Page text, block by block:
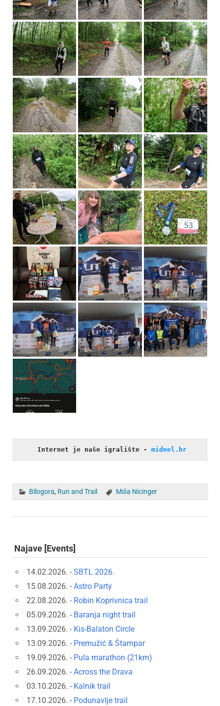
Internet je naše igralište - midnel.hr
Bilogora, Run and Trail Miša Nicinger
Najave [Events]
14.02.2026. - SBTL 2026.
15.08.2026. - Astro Party
22.08.2026. - Robin Koprivnica trail
05.09.2026. - Baranja night trail
13.09.2026. - Kis-Balaton Circle
13.09.2026. - Premužić & Štampar
19.09.2026. - Pula marathon (21km)
26.09.2026. - Across the Drava
03.10.2026. - Kalnik trail
17.10.2026. - Podunavlje trail